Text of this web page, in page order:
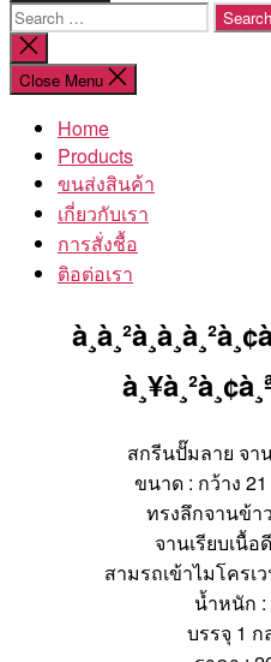
Search
for:
Close
search
Close Menu
Home
Products
ขนส่งสินค้า
เกี่ยวกับเรา
การสั่งชื้อ
ติอต่อเรา
สกรีนปั๊มลาย จา
ขนาด : กว้าง 21
ทรงลึกจานข้า
จานเรียบเนื้
สามรถเข้าไมโครเ
น้ำหนัก :
บรรจุ 1 ก